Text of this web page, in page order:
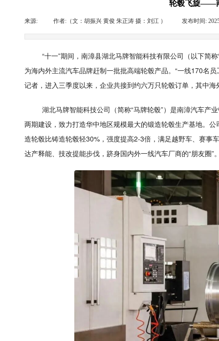
轮毂飞旋——
来源: 作者: （文：胡振兴 黄俊 朱正涛 摄：刘江 ） 发布时间:
“十一”期间，南漳县湖北马牌智能科技有限公司（以下简
为海内外主流汽车品牌赶制一批批高端轮毂产品。“一线170名
记者，进入三季度以来，企业共接到约六万只轮毂订单，其中
湖北马牌智能科技公司（简称“马牌轮毂”）是南漳汽车产
两期建设，致力打造华中地区规模最大的锻造轮毂生产基地。
造轮毂比铸造轮毂轻30%，强度提高2-3倍，满足越野车、赛事
达产释能、技改提能步伐，跻身国内外一线汽车厂商的“朋友圈”